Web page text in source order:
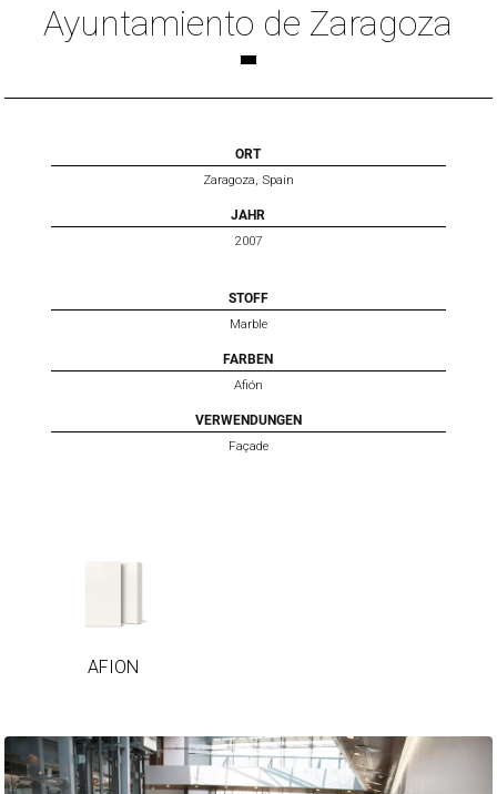
Ayuntamiento de Zaragoza
ORT
Zaragoza, Spain
JAHR
2007
STOFF
Marble
FARBEN
Afión
VERWENDUNGEN
Façade
AFION